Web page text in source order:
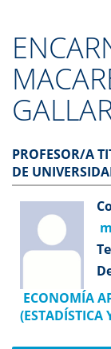
PROFESOR/A
DE
ECONOMÍA
(ESTADÍSTICA